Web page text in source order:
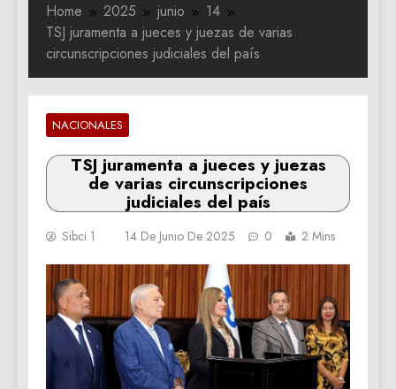
Home 2025 junio
14
TSJ juramenta a jueces y juezas de varias
circunscripciones judiciales del país
NACIONALES
TSJ juramenta a jueces y juezas
de varias circunscripciones
judiciales del país
Sibci 1 14 De Junio De 2025 0 2 Mins